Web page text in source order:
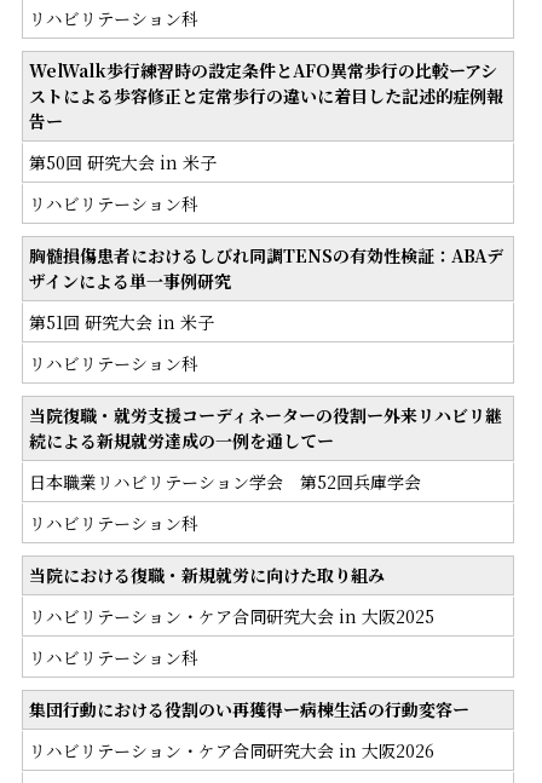
リハビリテーション科
WelWalk歩行練習時の設定条件とAFO異常歩行の比較ーアシ
ストによる歩容修正と定常歩行の違いに着目した記述的症例報
告ー
第50回 研究大会 in 米子
リハビリテーション科
胸髄損傷患者におけるしびれ同調TENSの有効性検証：ABAデ
ザインによる単一事例研究
第51回 研究大会 in 米子
リハビリテーション科
当院復職・就労支援コーディネーターの役割ー外来リハビリ継
続による新規就労達成の一例を通してー
日本職業リハビリテーション学会 第52回兵庫学会
リハビリテーション科
当院における復職・新規就労に向けた取り組み
リハビリテーション・ケア合同研究大会 in 大阪2025
リハビリテーション科
集団行動における役割のい再獲得ー病棟生活の行動変容ー
リハビリテーション・ケア合同研究大会 in 大阪2026